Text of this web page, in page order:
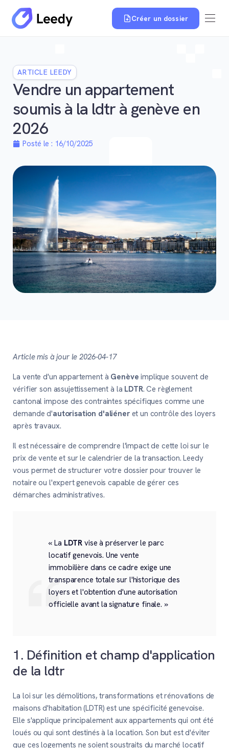
Créer un dossier
ARTICLE LEEDY
Vendre un appartement
soumis à la ldtr à genève en
2026
Posté le : 16/10/2025
Article mis à jour le 2026-04-17
La vente d'un appartement à Genève implique souvent de
vérifier son assujettissement à la LDTR. Ce règlement
cantonal impose des contraintes spécifiques comme une
demande d'autorisation d'aliéneret un contrôle des loyers
après travaux.
Il est nécessaire de comprendre l'impact de cette loi sur le
prix de vente et sur le calendrier de la transaction. Leedy
vous permet de structurer votre dossier pour trouver le
notaire ou l'expert genevois capable de gérer ces
démarches administratives.
« La LDTR vise à préserver le parc
locatif genevois. Une vente
immobilière dans ce cadre exige une
transparence totale sur l'historique des
loyers et l'obtention d'une autorisation
officielle avant la signature finale. »
1. Définition et champ d'application
de la ldtr
La loi sur les démolitions, transformations et rénovations de
maisons d'habitation (LDTR) est une spécificité genevoise.
Elle s'applique principalement aux appartements qui ont été
loués ou qui sont destinés à la location. Son but est d'éviter
que ces logements ne soient soustraits du marché locatif